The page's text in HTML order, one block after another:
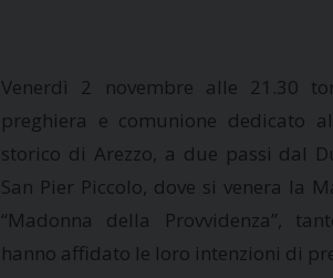
Venerdì 2 novembre alle 21.30
preghiera e comunione dedicato
storico di Arezzo, a due passi dal
San Pier Piccolo, dove si venera la
“Madonna della Provvidenza”,
hanno affidato le loro intenzioni di